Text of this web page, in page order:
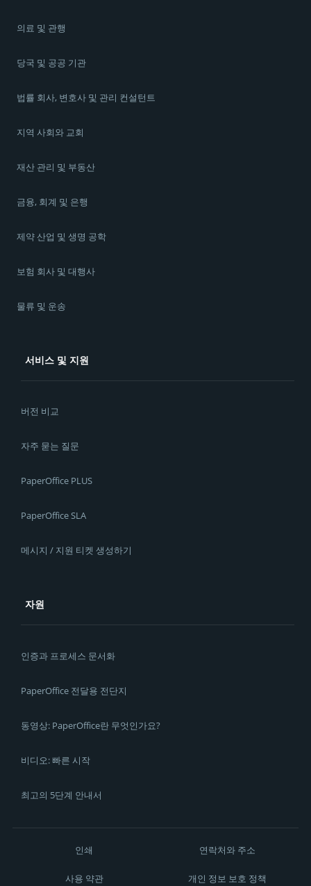
의료 및 관행
당국 및 공공 기관
법률 회사, 변호사 및 관리 컨설턴트
지역 사회와 교회
재산 관리 및 부동산
금융, 회계 및 은행
제약 산업 및 생명 공학
보험 회사 및 대행사
물류 및 운송
서비스 및 지원
버전 비교
자주 묻는 질문
PaperOffice PLUS
PaperOffice SLA
메시지 / 지원 티켓 생성하기
자원
인증과 프로세스 문서화
PaperOffice 전달용 전단지
동영상: PaperOffice란 무엇인가요?
비디오: 빠른 시작
최고의 5단계 안내서
인쇄 연락처와 주소
사용 약관 개인 정보 보호 정책